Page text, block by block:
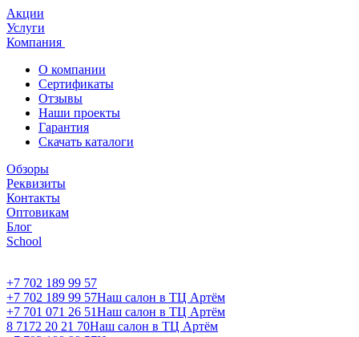
Акции
Услуги
Компания
О компании
Сертификаты
Отзывы
Наши проекты
Гарантия
Скачать каталоги
Обзоры
Реквизиты
Контакты
Оптовикам
Блог
School
+7 702 189 99 57
+7 702 189 99 57Наш салон в ТЦ Артём
+7 701 071 26 51Наш салон в ТЦ Артём
8 7172 20 21 70Наш салон в ТЦ Артём